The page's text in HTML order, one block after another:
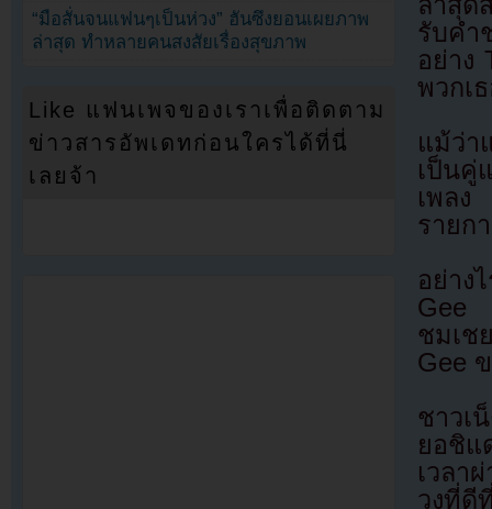
รับคำ
อย่าง
พวกเ
แม้ว่า
เป็นคู่
เพล
รายก
อย่าง
Gee
ชมเช
Gee
ชาวเ
ยอชิแ
เวลา
วงที่ดี
“มือสั่นจนแฟนๆเป็นห่วง” ฮันซึงยอนเผยภาพ
ล่าสุด ทำหลายคนสงสัยเรื่องสุขภาพ
Like แฟนเพจของเราเพื่อติดตาม
ข่าวสารอัพเดทก่อนใครได้ที่นี่
เลยจ้า